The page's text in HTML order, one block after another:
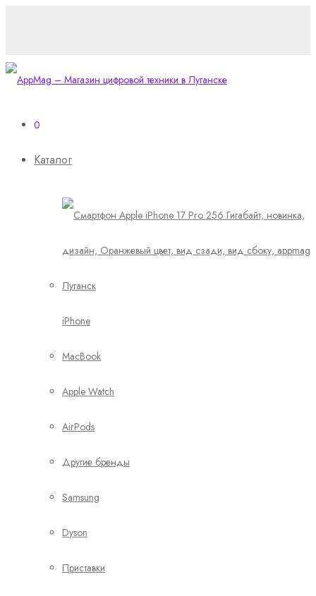
0
Каталог
iPhone
MacBook
Apple Watch
AirPods
Другие бренды
Samsung
Dyson
Приставки